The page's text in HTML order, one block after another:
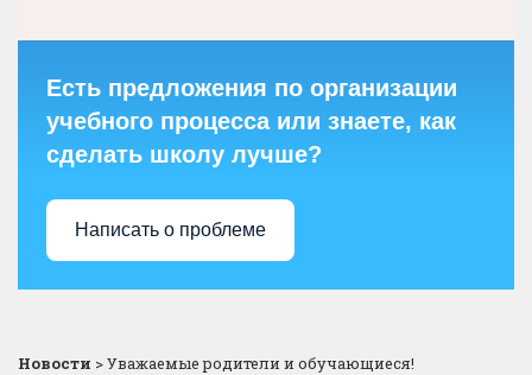
Есть предложения по организации
учебного процесса или знаете, как
сделать школу лучше?
Написать о проблеме
Новости >Уважаемые родители и обучающиеся!